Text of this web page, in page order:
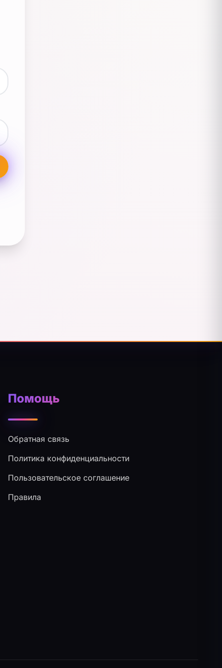
Помощь
Обратная связь
Политика конфиденциальности
Пользовательское соглашение
Правила